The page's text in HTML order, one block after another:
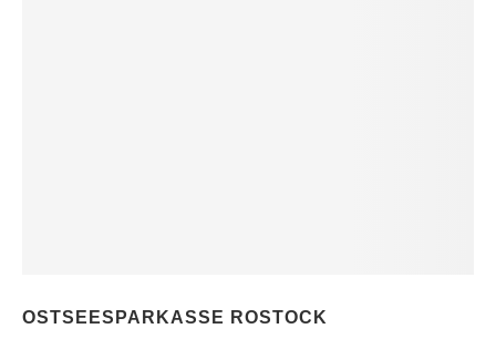
OSTSEESPARKASSE ROSTOCK